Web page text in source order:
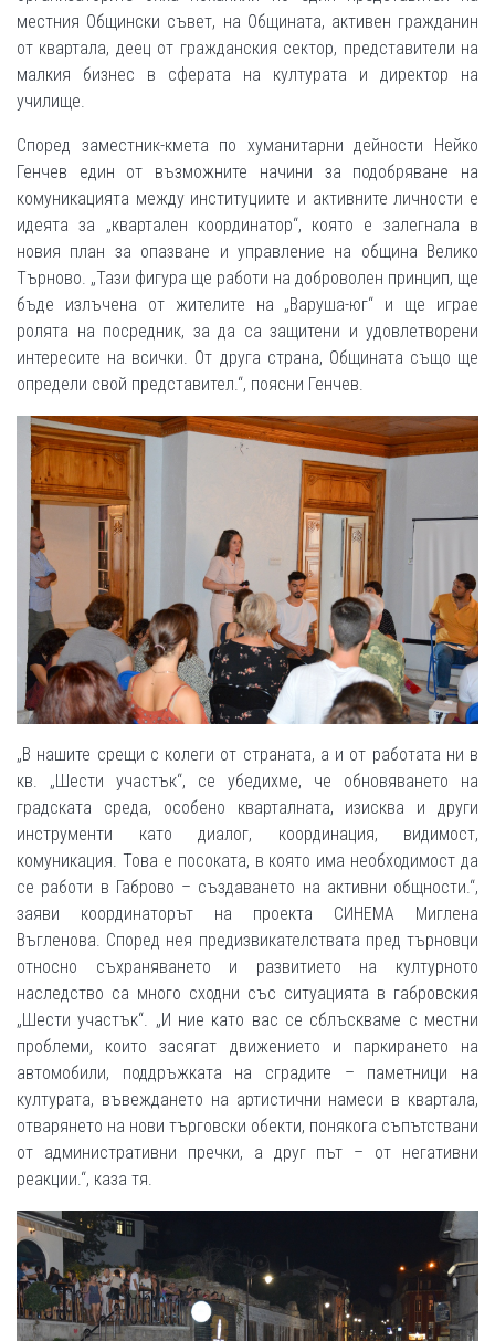
местния Общински съвет, на Общината, активен гражданин
от квартала, деец от гражданския сектор, представители на
малкия бизнес в сферата на културата и директор на
училище.
Според заместник-кмета по хуманитарни дейности Нейко
Генчев един от възможните начини за подобряване на
комуникацията между институциите и активните личности е
идеята за „квартален координатор“, която е залегнала в
новия план за опазване и управление на община Велико
Търново. „Тази фигура ще работи на доброволен принцип, ще
бъде излъчена от жителите на „Варуша-юг“ и ще играе
ролята на посредник, за да са защитени и удовлетворени
интересите на всички. От друга страна, Общината също ще
определи свой представител.“, поясни Генчев.
„В нашите срещи с колеги от страната, а и от работата ни в
кв. „Шести участък“, се убедихме, че обновяването на
градската среда, особено кварталната, изисква и други
инструменти като диалог, координация, видимост,
комуникация. Това е посоката, в която има необходимост да
се работи в Габрово – създаването на активни общности.“,
заяви координаторът на проекта СИНЕМА Миглена
Въгленова. Според нея предизвикателствата пред търновци
относно съхраняването и развитието на културното
наследство са много сходни със ситуацията в габровския
„Шести участък“. „И ние като вас се сблъскваме с местни
проблеми, които засягат движението и паркирането на
автомобили, поддръжката на сградите – паметници на
културата, въвеждането на артистични намеси в квартала,
отварянето на нови търговски обекти, понякога съпътствани
от административни пречки, а друг път – от негативни
реакции.“, каза тя.